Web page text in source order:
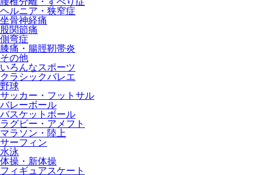
ヘルニア・狭窄症
坐骨神経痛
股関節痛
側弯症
膝痛・腸脛靭帯炎
その他
いろんなスポーツ
クラシックバレエ
野球
サッカー・フットサル
バレーボール
バスケットボール
ラグビー・アメフト
マラソン・陸上
サーフィン
水泳
体操・新体操
フィギュアスケート